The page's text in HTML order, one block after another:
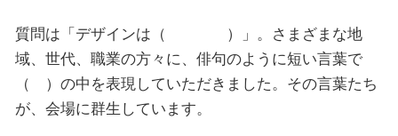
質問は「デザインは（ ）」。さまざまな地
域、世代、職業の方々に、俳句のように短い言葉で
（ ）の中を表現していただきました。その言葉たち
が、会場に群生しています。